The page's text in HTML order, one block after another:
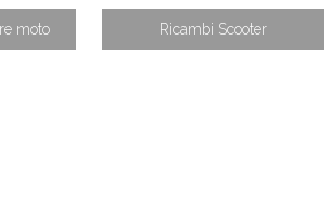
moto Ricambi Scooter